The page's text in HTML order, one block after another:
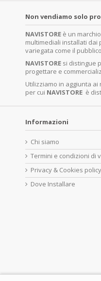
Non vendiamo solo
NAVISTORE è un
multimediali installati dai
variegata come il
NAVISTORE si distingue
progettare e
Utilizziamo in aggiunta
per cui NAVISTORE è
Informazioni
Chi siamo
Termini e condizioni di
Privacy & Cookies policy
Dove Installare